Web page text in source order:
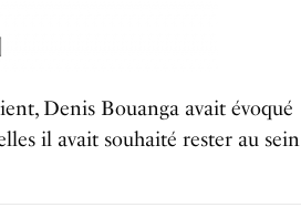
Denis Bouanga avait évoqué
il avait souhaité rester au sein